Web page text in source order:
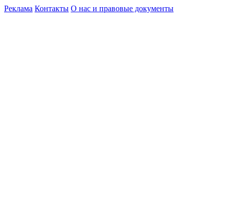
Реклама Контакты О нас и правовые документы